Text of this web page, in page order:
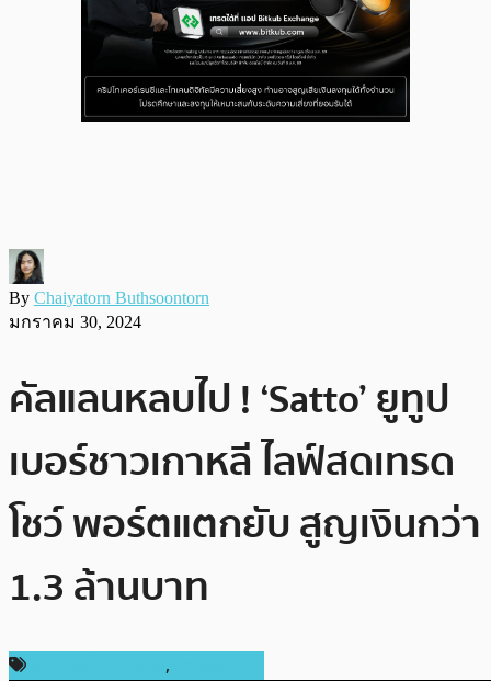
By Chaiyatorn Buthsoontorn
มกราคม 30, 2024
คัลแลนหลบไป ! ‘Satto’ ยูทูป
เบอร์ชาวเกาหลี ไลฟ์สดเทรด
โชว์ พอร์ตแตกยับ สูญเงินกว่า
1.3 ล้านบาท
,